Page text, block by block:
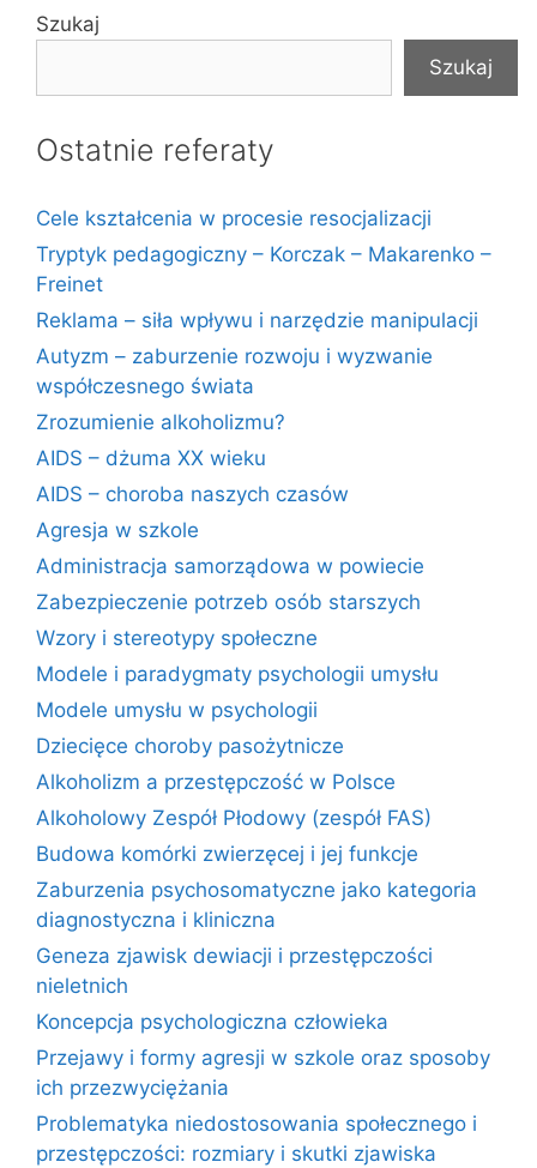
Szukaj
Szukaj
Ostatnie referaty
Cele kształcenia w procesie resocjalizacji
Tryptyk pedagogiczny – Korczak – Makarenko –
Freinet
Reklama – siła wpływu i narzędzie manipulacji
Autyzm – zaburzenie rozwoju i wyzwanie
współczesnego świata
Zrozumienie alkoholizmu?
AIDS – dżuma XX wieku
AIDS – choroba naszych czasów
Agresja w szkole
Administracja samorządowa w powiecie
Zabezpieczenie potrzeb osób starszych
Wzory i stereotypy społeczne
Modele i paradygmaty psychologii umysłu
Modele umysłu w psychologii
Dziecięce choroby pasożytnicze
Alkoholizm a przestępczość w Polsce
Alkoholowy Zespół Płodowy (zespół FAS)
Budowa komórki zwierzęcej i jej funkcje
Zaburzenia psychosomatyczne jako kategoria
diagnostyczna i kliniczna
Geneza zjawisk dewiacji i przestępczości
nieletnich
Koncepcja psychologiczna człowieka
Przejawy i formy agresji w szkole oraz sposoby
ich przezwyciężania
Problematyka niedostosowania społecznego i
przestępczości: rozmiary i skutki zjawiska